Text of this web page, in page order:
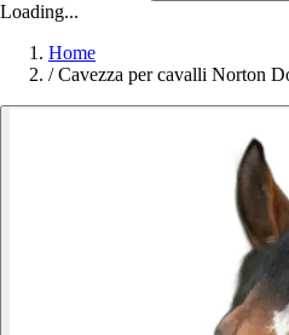
Loading...
Home
/ Cavezza per cavalli Norton